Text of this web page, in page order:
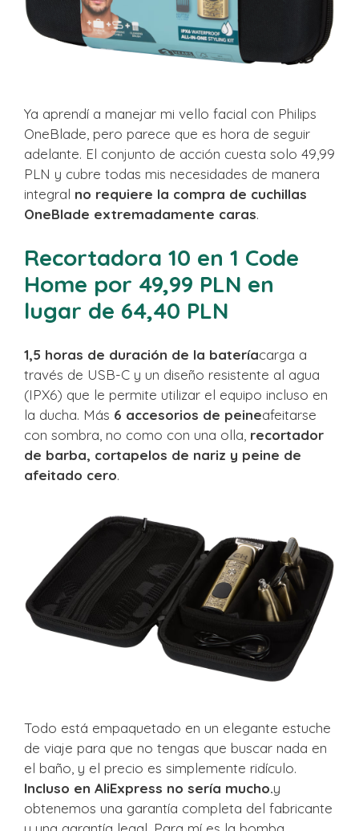
Ya aprendí a manejar mi vello facial con Philips
OneBlade, pero parece que es hora de seguir
adelante. El conjunto de acción cuesta solo 49,99
PLN y cubre todas mis necesidades de manera
integral no requiere la compra de cuchillas
OneBlade extremadamente caras.
Recortadora 10 en 1 Code
Home por 49,99 PLN en
lugar de 64,40 PLN
1,5 horas de duración de la bateríacarga a
través de USB-C y un diseño resistente al agua
(IPX6) que le permite utilizar el equipo incluso en
la ducha. Más 6 accesorios de peineafeitarse
con sombra, no como con una olla, recortador
de barba, cortapelos de nariz y peine de
afeitado cero.
Todo está empaquetado en un elegante estuche
de viaje para que no tengas que buscar nada en
el baño, y el precio es simplemente ridículo.
Incluso en AliExpress no sería mucho.y
obtenemos una garantía completa del fabricante